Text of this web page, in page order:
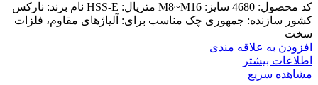
کد محصول: 4680 سایز: M8~M16 متریال: HSS-E نام برند: نارکس
کشور سازنده: جمهوری چک مناسب برای: آلیاژهای مقاوم، فلزات
سخت
افزودن به علاقه مندی
اطلاعات بیشتر
مشاهده سریع